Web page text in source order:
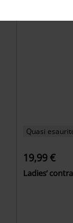
Quasi
19,99 €
Ladies’